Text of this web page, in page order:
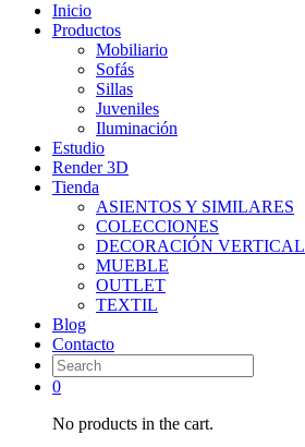
Inicio
Productos
Mobiliario
Sofás
Sillas
Juveniles
Iluminación
Estudio
Render 3D
Tienda
ASIENTOS Y SIMILARES
COLECCIONES
DECORACIÓN VERTICAL
MUEBLE
OUTLET
TEXTIL
Blog
Contacto
0
No products in the cart.